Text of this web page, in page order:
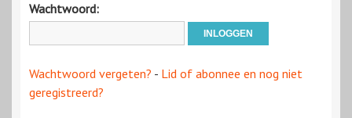
Wachtwoord:
Wachtwoord vergeten? - Lid of abonnee en nog niet
geregistreerd?